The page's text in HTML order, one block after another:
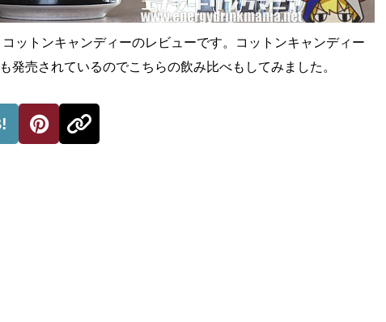
ットンキャンディーのレビューです。コットンキャンディー
発売されているのでこちらの飲み比べもしてみました。